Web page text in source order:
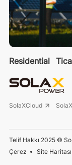
Residential
SolaXCloud
Telif Hakkı 2025 ©
Çerez
Site Haritası